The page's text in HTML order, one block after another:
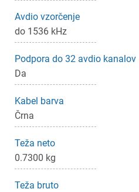
Avdio vzorčenje
do 1536 kHz
Podpora do 32 avdio kanalov
Da
Kabel barva
Črna
Teža neto
0.7300 kg
Teža bruto